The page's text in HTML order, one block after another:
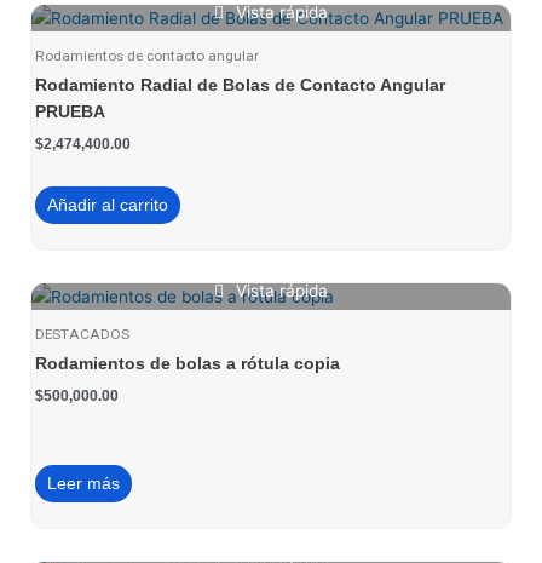
Vista rápida
Rodamientos de contacto angular
Rodamiento Radial de Bolas de Contacto Angular
PRUEBA
$2,474,400.00
Añadir al carrito
Vista rápida
DESTACADOS
Rodamientos de bolas a rótula copia
$500,000.00
Leer más